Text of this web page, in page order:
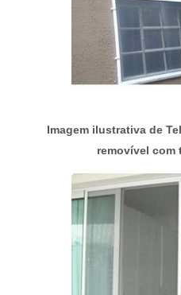
demonstrar competência
Imagem ilustrativa de
removível com